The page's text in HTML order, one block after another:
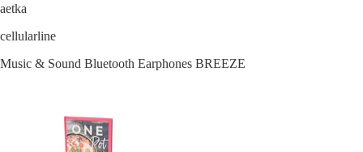
aetka
cellularline
Music & Sound Bluetooth Earphones BREEZE